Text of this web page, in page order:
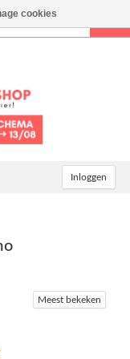
Inloggen
Meest bekeken
cookies